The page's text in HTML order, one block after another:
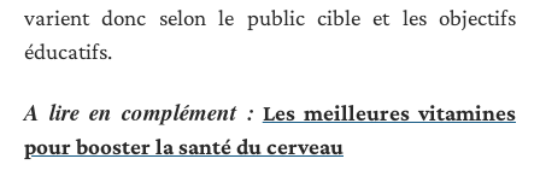
varient donc selon le public cible et les objectifs
éducatifs.
A lire en complément : Les meilleures vitamines
pour booster la santé du cerveau